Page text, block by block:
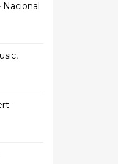
Nacional
-